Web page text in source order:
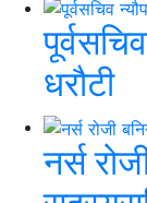
धरौटी
नर्स